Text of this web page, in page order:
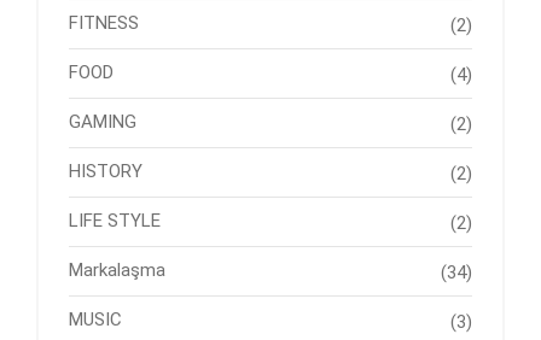
FITNESS (2)
FOOD (4)
GAMING (2)
HISTORY (2)
LIFE STYLE (2)
Markalaşma (34)
MUSIC (3)